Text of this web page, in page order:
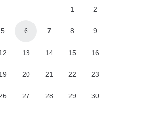
1 2
5 6 7 8 9
12 13 14 15 16
19 20 21 22 23
26 27 28 29 30